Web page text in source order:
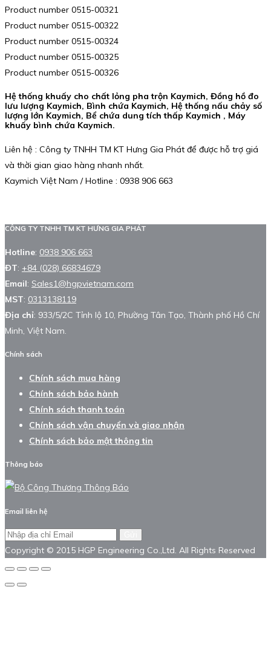
Product number 0515-00321
Product number 0515-00322
Product number 0515-00324
Product number 0515-00325
Product number 0515-00326
Hệ thống khuấy cho chất lỏng pha trộn Kaymich, Đồng hồ đo
lưu lượng Kaymich, Bình chứa Kaymich, Hệ thống nấu chảy số
lượng lớn Kaymich, Bể chứa dung tích thấp Kaymich , Máy
khuấy bình chứa Kaymich.
Liên hệ : Công ty TNHH TM KT Hưng Gia Phát để được hỗ trợ giá
và thời gian giao hàng nhanh nhất.
Kaymich Việt Nam / Hotline : 0938 906 663
CÔNG TY TNHH TM KT HƯNG GIA PHÁT
Hotline: 0938 906 663
ĐT: +84 (028) 66834679
Email: Sales1@hgpvietnam.com
MST: 0313138119
Địa chỉ: 933/5/2C Tỉnh lộ 10, Phường Tân Tạo, Thành phố Hồ Chí
Minh, Việt Nam.
Chính sách
Chính sách mua hàng
Chính sách bảo hành
Chính sách thanh toán
Chính sách vận chuyển và giao nhận
Chính sách bảo mật thông tin
Thông báo
Email liên hệ
Copyright © 2015 HGP Engineering Co.,Ltd. All Rights Reserved